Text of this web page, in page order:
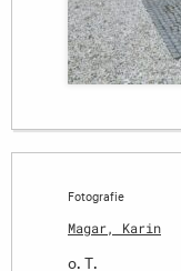
Fotografie
Magar, Karin
o. T.